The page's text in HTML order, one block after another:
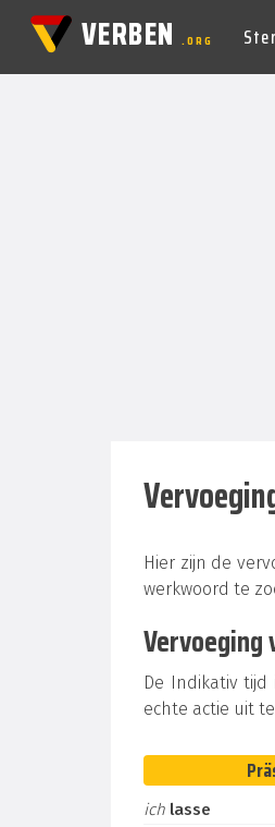
VERBEN.ORG
Hier zijn de
werkwoord te
De Indikativ
echte actie uit
ich lasse